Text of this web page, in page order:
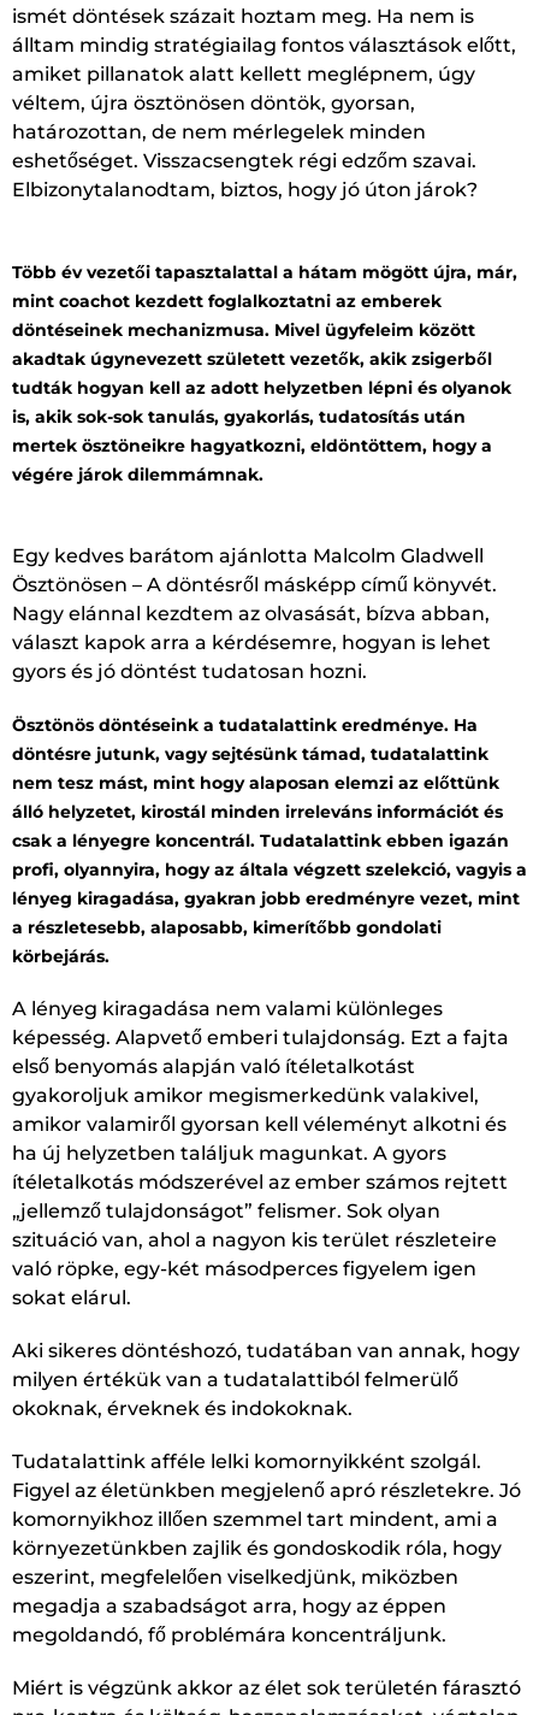
ismét döntések százait hoztam meg. Ha nem is
álltam mindig stratégiailag fontos választások előtt,
amiket pillanatok alatt kellett meglépnem, úgy
véltem, újra ösztönösen döntök, gyorsan,
határozottan, de nem mérlegelek minden
eshetőséget. Visszacsengtek régi edzőm szavai.
Elbizonytalanodtam, biztos, hogy jó úton járok?
Több év vezetői tapasztalattal a hátam mögött újra, már,
mint coachot kezdett foglalkoztatni az emberek
döntéseinek mechanizmusa. Mivel ügyfeleim között
akadtak úgynevezett született vezetők, akik zsigerből
tudták hogyan kell az adott helyzetben lépni és olyanok
is, akik sok-sok tanulás, gyakorlás, tudatosítás után
mertek ösztöneikre hagyatkozni, eldöntöttem, hogy a
végére járok dilemmámnak.
Egy kedves barátom ajánlotta Malcolm Gladwell
Ösztönösen – A döntésről másképp című könyvét.
Nagy elánnal kezdtem az olvasását, bízva abban,
választ kapok arra a kérdésemre, hogyan is lehet
gyors és jó döntést tudatosan hozni.
Ösztönös döntéseink a tudatalattink eredménye. Ha
döntésre jutunk, vagy sejtésünk támad, tudatalattink
nem tesz mást, mint hogy alaposan elemzi az előttünk
álló helyzetet, kirostál minden irreleváns információt és
csak a lényegre koncentrál. Tudatalattink ebben igazán
profi, olyannyira, hogy az általa végzett szelekció, vagyis a
lényeg kiragadása, gyakran jobb eredményre vezet, mint
a részletesebb, alaposabb, kimerítőbb gondolati
körbejárás.
A lényeg kiragadása nem valami különleges
képesség. Alapvető emberi tulajdonság. Ezt a fajta
első benyomás alapján való ítéletalkotást
gyakoroljuk amikor megismerkedünk valakivel,
amikor valamiről gyorsan kell véleményt alkotni és
ha új helyzetben találjuk magunkat. A gyors
ítéletalkotás módszerével az ember számos rejtett
„jellemző tulajdonságot” felismer. Sok olyan
szituáció van, ahol a nagyon kis terület részleteire
való röpke, egy-két másodperces figyelem igen
sokat elárul.
Aki sikeres döntéshozó, tudatában van annak, hogy
milyen értékük van a tudatalattiból felmerülő
okoknak, érveknek és indokoknak.
Tudatalattink afféle lelki komornyikként szolgál.
Figyel az életünkben megjelenő apró részletekre. Jó
komornyikhoz illően szemmel tart mindent, ami a
környezetünkben zajlik és gondoskodik róla, hogy
eszerint, megfelelően viselkedjünk, miközben
megadja a szabadságot arra, hogy az éppen
megoldandó, fő problémára koncentráljunk.
Miért is végzünk akkor az élet sok területén fárasztó